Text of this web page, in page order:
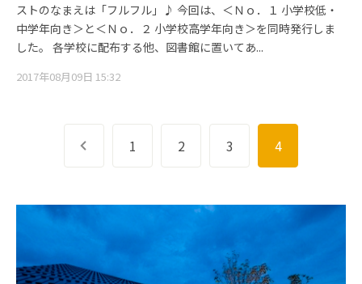
ストのなまえは「フルフル」♪ 今回は、＜Ｎｏ．１ 小学校低・
中学年向き＞と＜Ｎｏ．２ 小学校高学年向き＞を同時発行しま
した。 各学校に配布する他、図書館に置いてあ...
2017年08月09日 15:32
1 2 3 4